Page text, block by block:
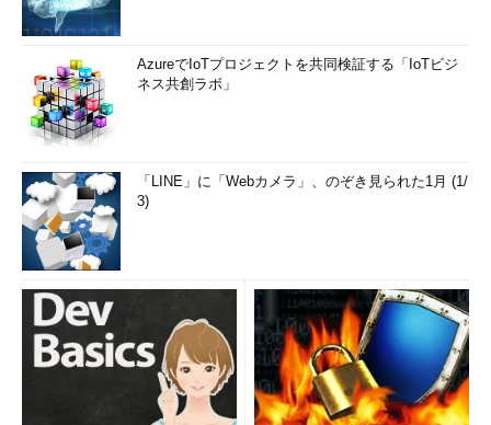
AzureでIoTプロジェクトを共同検証する「IoTビジ
ネス共創ラボ」
「LINE」に「Webカメラ」、のぞき見られた1月 (1/
3)